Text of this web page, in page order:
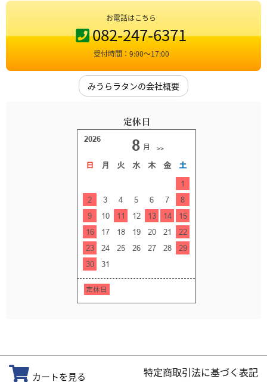
お電話はこちら
082-247-6371
受付時間：9:00〜17:00
みうらラタンの会社概要
定休日
カートを見る
特定商取引法に基づく表記